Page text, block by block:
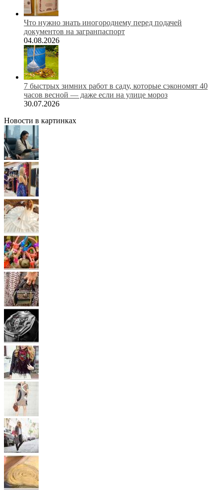
Что нужно знать иногороднему перед подачей
документов на загранпаспорт
04.08.2026
7 быстрых зимних работ в саду, которые сэкономят 40
часов весной — даже если на улице мороз
30.07.2026
Новости в картинках